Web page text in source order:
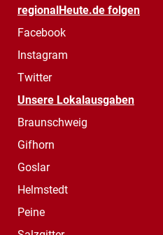
regionalHeute.de folgen
Facebook
Instagram
Twitter
Unsere Lokalausgaben
Braunschweig
Gifhorn
Goslar
Helmstedt
Peine